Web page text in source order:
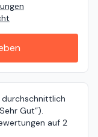
Gut”).
auf 2